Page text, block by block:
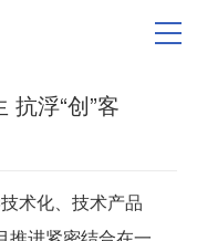
抗浮“创”客
术化、技术产品